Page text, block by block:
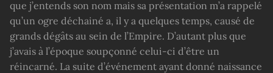
que j’entends son nom mais sa présentation m’a rappelé
qu’un ogre déchainé a, il y a quelques temps, causé de
grands dégâts au sein de l’Empire. D’autant plus que
j’avais à l’époque soupçonné celui-ci d’être un
réincarné. La suite d’événement ayant donné naissance